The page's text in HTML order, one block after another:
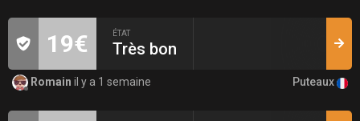
19€ ÉTAT
Très bon
Romain il y a 1 semaine Puteaux